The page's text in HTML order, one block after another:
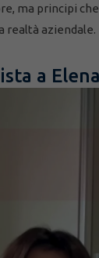
ma principi che
realtà aziendale.
a